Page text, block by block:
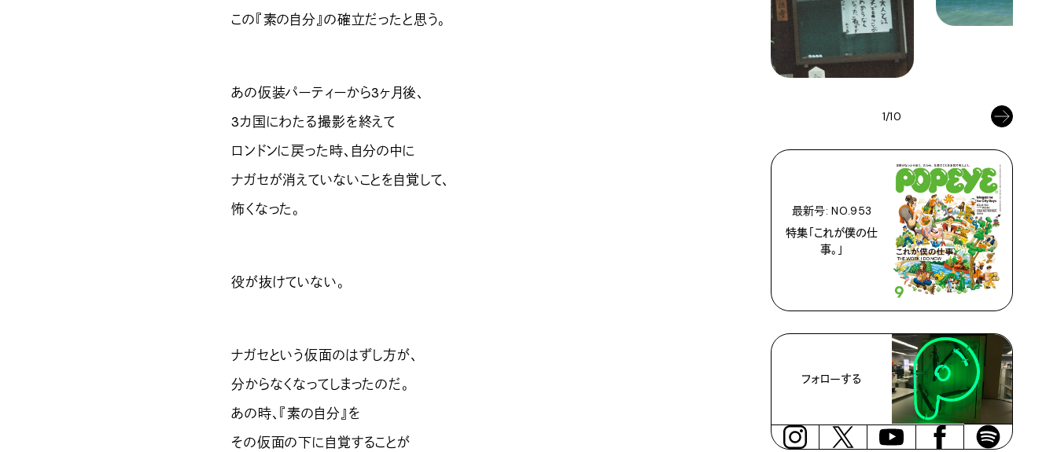
この『素の自分』の確立だったと思う。
あの仮装パーティーから3ヶ月後、
3カ国にわたる撮影を終えて
ロンドンに戻った時、自分の中に
ナガセが消えていないことを自覚して、
怖くなった。
役が抜けていない。
ナガセという仮面のはずし方が、
分からなくなってしまったのだ。
あの時、『素の自分』を
その仮面の下に自覚することが
1/10
最新号: NO.953
特集「これが僕の仕
事。」
フォローする